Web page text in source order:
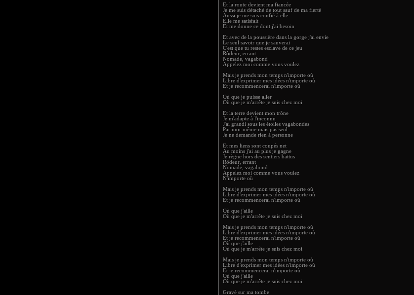
Et la route devient ma fiancée
Je me suis détaché de tout sauf de ma fierté
Aussi je me suis confié à elle
Elle me satisfait
Et me donne ce dont j'ai besoin
Et avec de la poussière dans la gorge j'ai envie
Le seul savoir que je sauverai
C'est que tu restes esclave de ce jeu
Rôdeur, errant
Nomade, vagabond
Appelez moi comme vous voulez
Mais je prends mon temps n'importe où
Libre d'exprimer mes idées n'importe où
Et je recommencerai n'importe où
Où que je puisse aller
Où que je m'arrête je suis chez moi
Et la terre devient mon trône
Je m'adapte à l'inconnu
J'ai grandi sous les étoiles vagabondes
Par moi-même mais pas seul
Je ne demande rien à personne
Et mes liens sont coupés net
Au moins j'ai au plus je gagne
Je règne hors des sentiers battus
Rôdeur, errant
Nomade, vagabond
Appelez moi comme vous voulez
N'importe où
Mais je prends mon temps n'importe où
Libre d'exprimer mes idées n'importe où
Et je recommencerai n'importe où
Où que j'aille
Où que je m'arrête je suis chez moi
Mais je prends mon temps n'importe où
Libre d'exprimer mes idées n'importe où
Et je recommencerai n'importe où
Où que j'aille
Où que je m'arrête je suis chez moi
Mais je prends mon temps n'importe où
Libre d'exprimer mes idées n'importe où
Et je recommencerai n'importe où
Où que j'aille
Où que je m'arrête je suis chez moi
Gravé sur ma tombe